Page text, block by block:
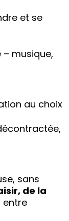
et se
– musique,
au choix
sans
de la
entre